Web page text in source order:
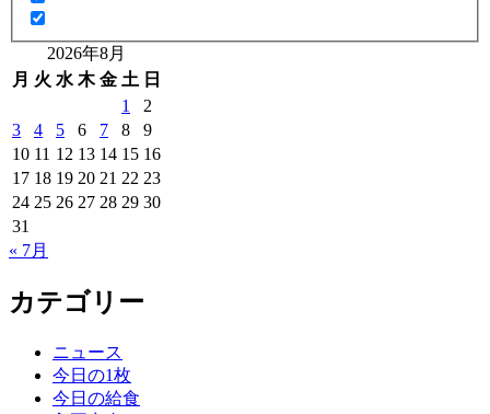
2026年8月
月 火 水 木 金 土 日
1
2
3
4 5 6 7 8
9
10 11 12 13 14 15 16
17 18 19 20 21 22 23
24 25 26 27 28 29 30
31
« 7月
カテゴリー
ニュース
今日の1枚
今日の給食